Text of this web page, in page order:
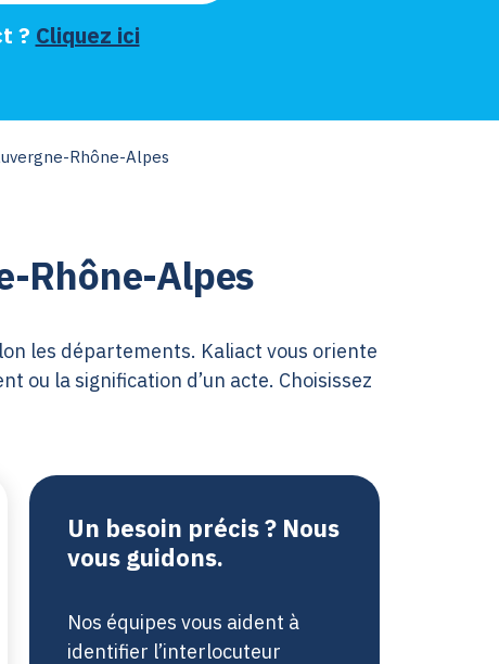
? Cliquez ici
Rhône-Alpes
Rhône-Alpes
les départements. Kaliact vous oriente
ou la signification d’un acte. Choisissez
Un besoin précis ? Nous
vous guidons.
Nos équipes vous aident à
identifier l’interlocuteur